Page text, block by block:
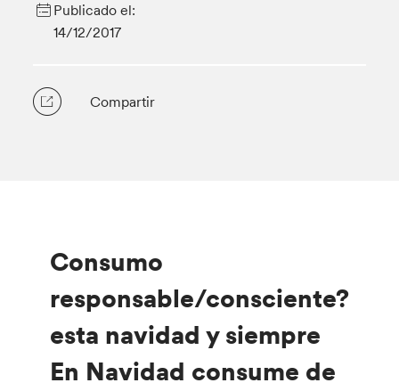
Publicado el:
14/12/2017
Compartir
Consumo
responsable/consciente?
esta navidad y siempre
En Navidad consume de